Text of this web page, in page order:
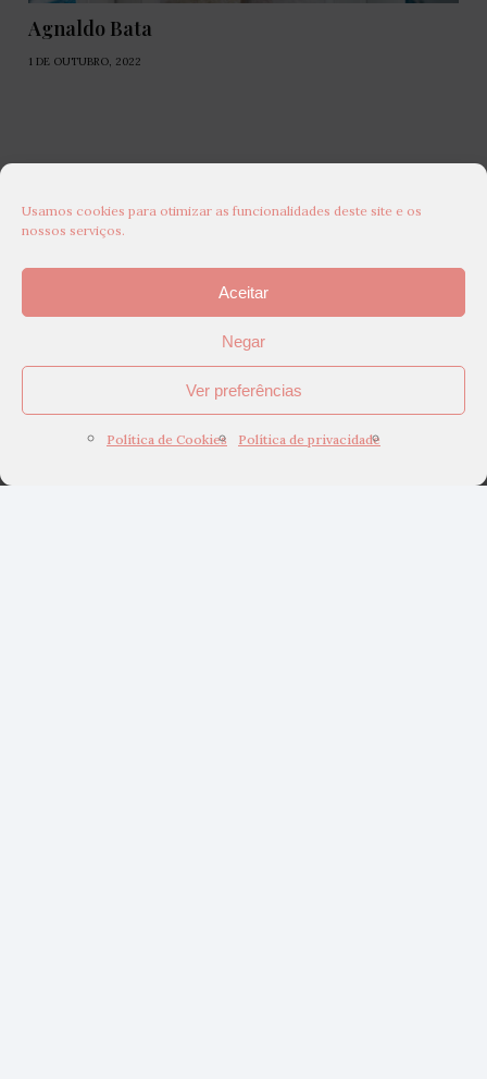
Usamos cookies para otimizar as funcionalidades deste site e os
nossos serviços.
Aceitar
Negar
Ver preferências
Política de Cookies Política de privacidade
Agnaldo Bata
1 DE OUTUBRO, 2022